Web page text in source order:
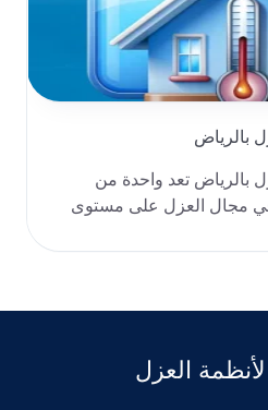
بالرياض
بالرياض تعد واحدة من
مجال العزل على مستوى
العزل